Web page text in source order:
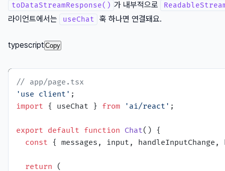
toDataStreamResponse() 가 내부적으로
라이언트에서는 useChat 훅 하나면 연결돼요.
typescriptCopy
// app/page.tsx
'use client'
import { useChat } from 'ai/react' ;
export default function Chat( ) {
const { messages, input,
return (